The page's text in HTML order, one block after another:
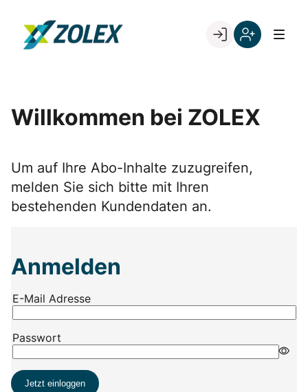
content
Go to landing page.
mit
Ihrer
Willkommen bei ZOLEX
Um auf Ihre Abo-Inhalte zuzugreifen,
melden Sie sich bitte mit Ihren
bestehenden Kundendaten an.
Anmelden